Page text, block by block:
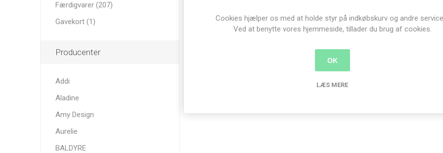
Færdigvarer (207)
Gavekort (1)
Producenter
Addi
Aladine
Amy Design
Aurelie
BALDYRE
Cookies hjælper os med at holde styr på indkøbskurv og andre
Ved at benytte vores hjemmeside, tillader du brug af cookies.
OK
LÆS MERE